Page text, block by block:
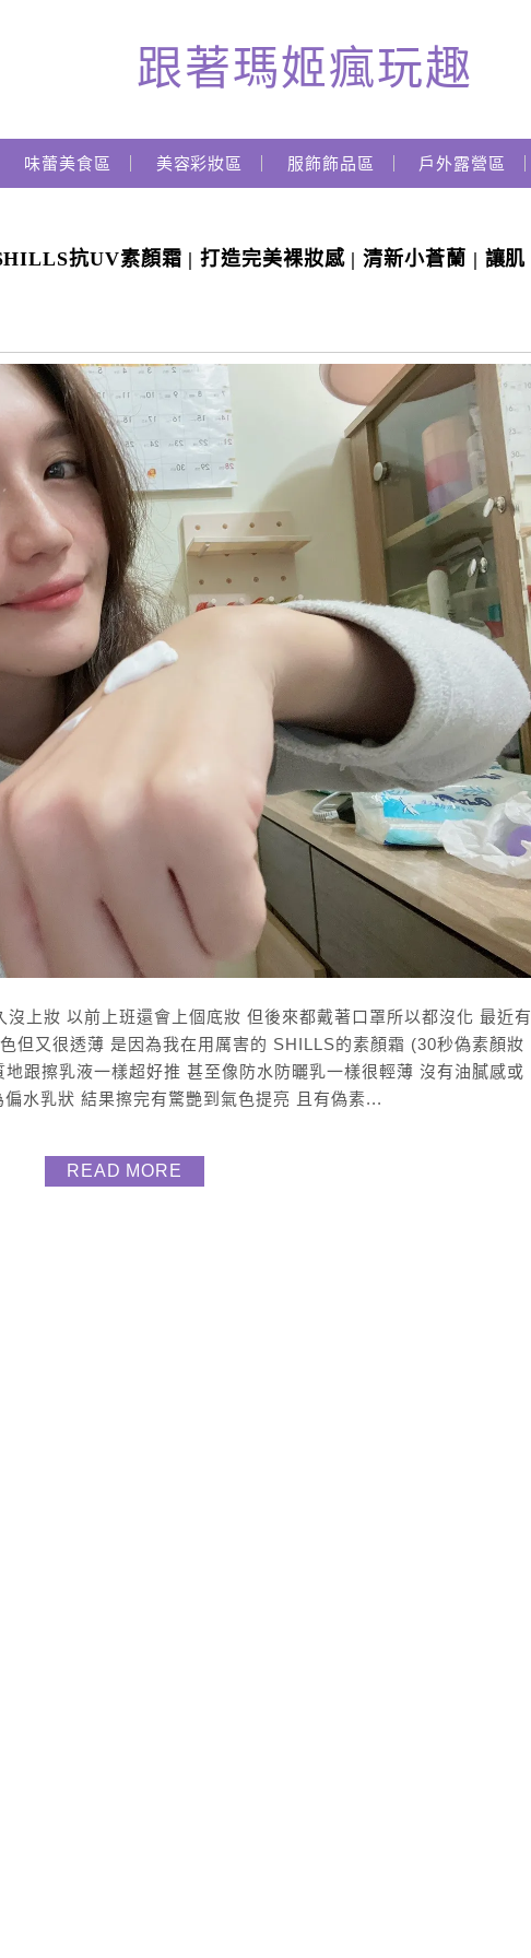
跟著瑪姬瘋玩趣
味蕾美食區 美容彩妝區 服飾飾品區 戶外露營區
抗UV素顏霜 | 打造完美裸妝感 | 清新小蒼蘭 | 讓肌
上妝 以前上班還會上個底妝 但後來都戴著口罩所以都沒化 最近有
但又很透薄 是因為我在用厲害的 SHILLS的素顏霜 (30秒偽素顏妝
跟擦乳液一樣超好推 甚至像防水防曬乳一樣很輕薄 沒有油膩感或
水乳狀 結果擦完有驚艷到氣色提亮 且有偽素...
READ MORE